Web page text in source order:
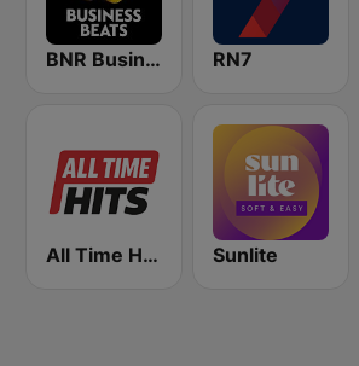
BNR Business Beats RN7
All Time Hits - Non-stop muziek Sunlite